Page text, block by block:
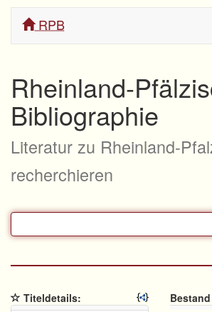
RPB
Rheinland-
Bibliographie
Literatur zu Rheinland-
recherchieren
Titeldetails: